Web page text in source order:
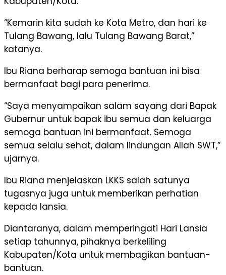
“Kemarin kita sudah ke Kota Metro, dan hari ke
Tulang Bawang, lalu Tulang Bawang Barat,”
katanya.
Ibu Riana berharap semoga bantuan ini bisa
bermanfaat bagi para penerima.
“Saya menyampaikan salam sayang dari Bapak
Gubernur untuk bapak ibu semua dan keluarga
semoga bantuan ini bermanfaat. Semoga
semua selalu sehat, dalam lindungan Allah SWT,”
ujarnya.
Ibu Riana menjelaskan LKKS salah satunya
tugasnya juga untuk memberikan perhatian
kepada lansia.
Diantaranya, dalam memperingati Hari Lansia
setiap tahunnya, pihaknya berkeliling
Kabupaten/Kota untuk membagikan bantuan-
bantuan.